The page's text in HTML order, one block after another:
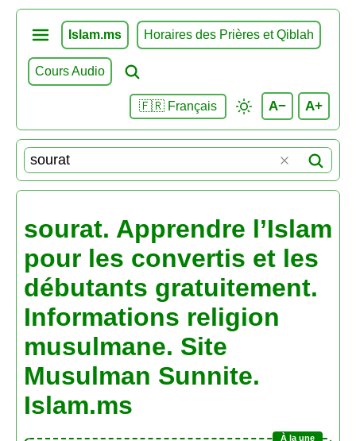
Islam.ms Horaires des Prières et Qiblah
Cours Audio
🇫🇷 Français A− A+
sourat. Apprendre l’Islam
pour les convertis et les
débutants gratuitement.
Informations religion
musulmane. Site
Musulman Sunnite.
Islam.ms